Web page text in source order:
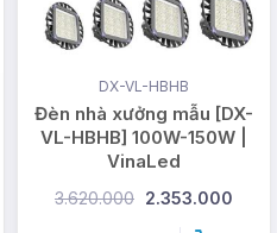
DX-VL-HBHB
Đèn nhà xưởng mẫu [DX-
VL-HBHB] 100W-150W |
VinaLed
3.620.000 2.353.000